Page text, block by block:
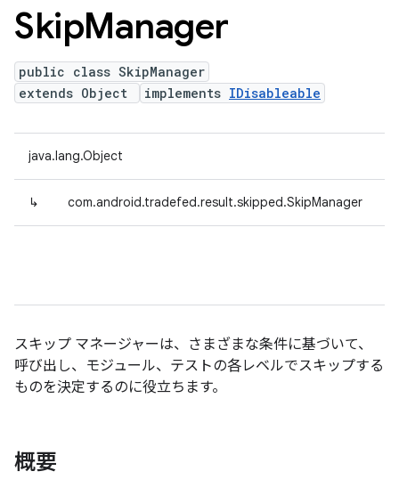
SkipManager
public class SkipManager
extends Object
implements IDisableable
java.lang.Object
↳ com.android.tradefed.result.skipped.SkipManager
スキップ マネージャーは、さまざまな条件に基づいて、
呼び出し、モジュール、テストの各レベルでスキップする
ものを決定するのに役立ちます。
概要